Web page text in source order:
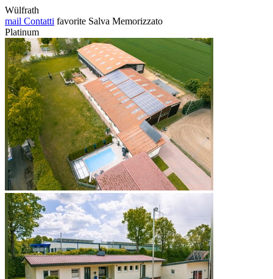
Wülfrath
mail Contatti favorite Salva Memorizzato
Platinum